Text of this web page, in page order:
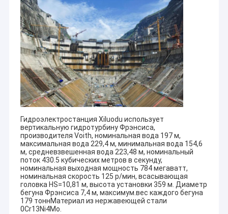
Гидроэлектростанция Xiluodu использует
вертикальную гидротурбину Фрэнсиса,
производителя Voith, номинальная вода 197 м,
максимальная вода 229,4 м, минимальная вода 154,6
м, средневзвешенная вода 223,48 м, номинальный
поток 430.5 кубических метров в секунду,
номинальная выходная мощность 784 мегаватт,
номинальная скорость 125 р/мин, всасывающая
головка HS=10,81 м, высота установки 359 м. Диаметр
бегуна Фрэнсиса 7,4 м, максимум.вес каждого бегуна
179 тоннМатериал из нержавеющей стали
0Cr13Ni4Mo.